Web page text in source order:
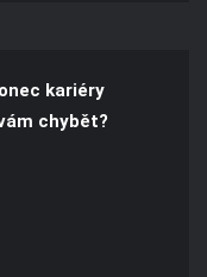
kariéry
chybět?